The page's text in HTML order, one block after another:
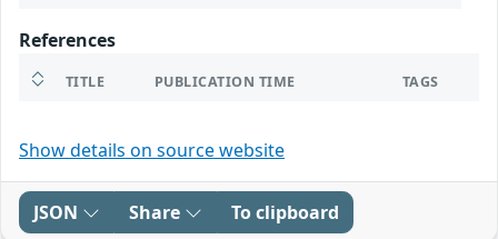
References
TITLE PUBLICATION TIME TAGS
Show details on source website
JSON Share To clipboard